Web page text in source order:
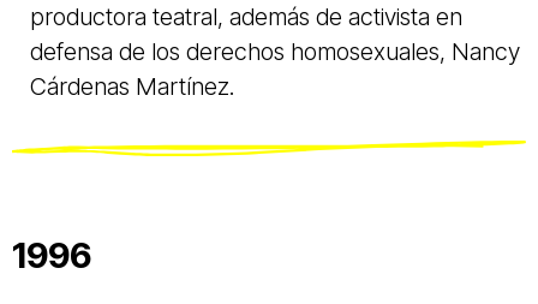
productora teatral, además de activista en
defensa de los derechos homosexuales, Nancy
Cárdenas Martínez.
1996